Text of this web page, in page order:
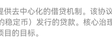
供去中心化的借贷机制。该协
稳定币）发行的贷款。核心治
的目标。